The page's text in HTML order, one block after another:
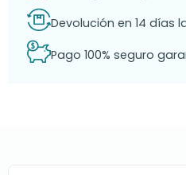
Devolución en 14 días
Pago 100% seguro